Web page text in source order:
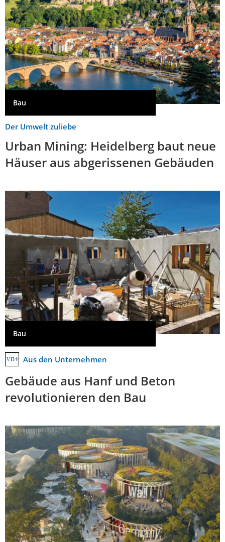
Bau
Der Umwelt zuliebe
Urban Mining: Heidelberg baut neue
Häuser aus abgerissenen Gebäuden
Bau
Aus den Unternehmen
Gebäude aus Hanf und Beton
revolutionieren den Bau